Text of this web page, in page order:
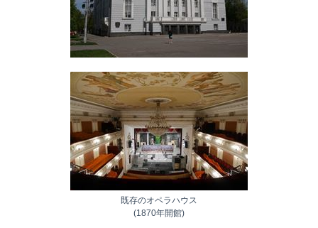
既存のオペラハウス
(1870年開館)